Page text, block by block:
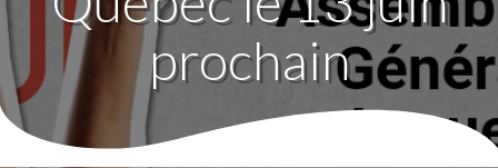
prochain